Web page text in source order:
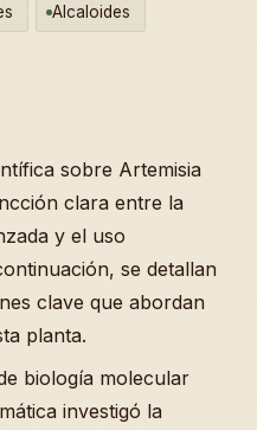
Alcaloides
sobre Artemisia
clara entre la
y el uso
se detallan
clave que abordan
planta.
biología molecular
investigó la